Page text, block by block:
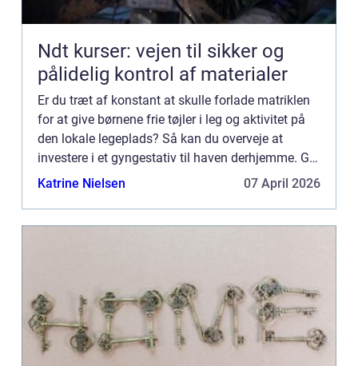
Ndt kurser: vejen til sikker og
pålidelig kontrol af materialer
Er du træt af konstant at skulle forlade matriklen
for at give børnene frie tøjler i leg og aktivitet på
den lokale legeplads? Så kan du overveje at
investere i et gyngestativ til haven derhjemme. Giv
børnene den ultimativ gave – et gyngestativ i
Katrine Nielsen 07 April 2026